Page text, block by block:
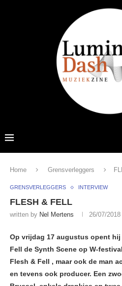
Home Grensverleggers
GRENSVERLEGGERS INTERVIEW
FLESH & FELL
written by Nel Mertens 26/07/2018
Op vrijdag 17 augustus opent hij
Fell de Synth Scene op W-
Flesh & Fell , maar ook de man
en tevens ook producer. Een